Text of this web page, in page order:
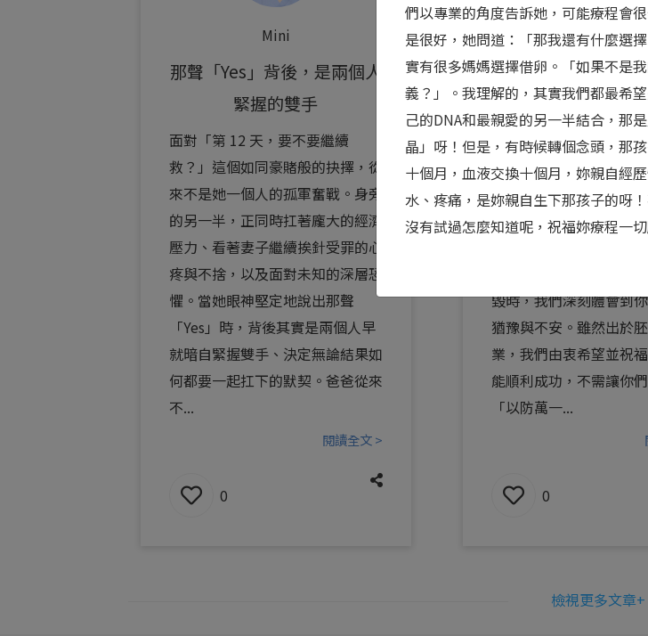
Mini
那聲「Yes」背後，是兩個人
緊握的雙手
面對「第 12 天，要不要繼續
救？」這個如同豪賭般的抉擇，從
來不是她一個人的孤軍奮戰。身旁
的另一半，正同時扛著龐大的經濟
壓力、看著妻子繼續挨針受罪的心
疼與不捨，以及面對未知的深層恐
懼。當她眼神堅定地說出那聲
「Yes」時，背後其實是兩個人早
就暗自緊握雙手、決定無論結果如
何都要一起扛下的默契。爸爸從來
不...
閱讀全文 >
0
Tiffany
在「以防萬一」之
更許願一次成
今天解凍了太太先前預
先生雖然也有備用冷凍精
天依然親自來到現場，
毀時，我們深刻體會到
猶豫與不安。雖然出於
業，我們由衷希望並祝
能順利成功，不需讓你
「以防萬一...
0
檢視更多文章+
們以專業的角度告訴她，可能療程會
是很好，她問道：「那我還有什麼選
實有很多媽媽選擇借卵。「如果不是
義？」。我理解的，其實我們都最希
己的DNA和最親愛的另一半結合，那
晶」呀！但是，有時候轉個念頭，那
十個月，血液交換十個月，妳親自經
水、疼痛，是妳親自生下那孩子的呀
沒有試過怎麼知道呢，祝福妳療程一